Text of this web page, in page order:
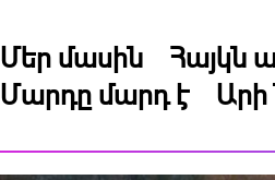
Մեր մասին Հայկն
Մարդը մարդ է
Արի